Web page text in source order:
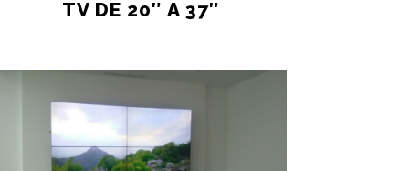
TV DE 20″ A 37″